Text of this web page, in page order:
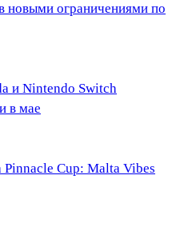
новыми ограничениями по
и Nintendo Switch
в мае
Pinnacle Cup: Malta Vibes